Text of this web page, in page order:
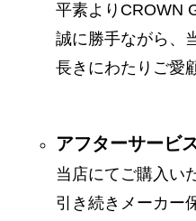
平素よりCROWN
誠に勝手ながら、
長きにわたりご愛
アフターサービ
当店にてご購入い
引き続きメーカー